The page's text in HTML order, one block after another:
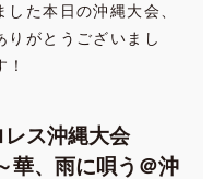
た本日の沖縄大会、
りがとうございまし
ス沖縄大会
華、雨に唄う＠沖